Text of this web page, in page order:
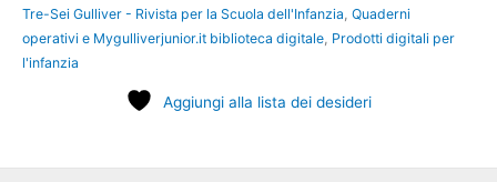
Tre-Sei Gulliver - Rivista per la Scuola dell'Infanzia, Quaderni
operativi e Mygulliverjunior.it biblioteca digitale, Prodotti digitali per
l'infanzia
Aggiungi alla lista dei desideri